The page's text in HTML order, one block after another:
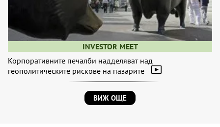
INVESTOR MEET
Корпоративните печалби надделяват над
геополитическите рискове на пазарите
ВИЖ ОЩЕ